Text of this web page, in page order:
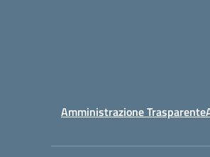
Amministrazione Trasparente